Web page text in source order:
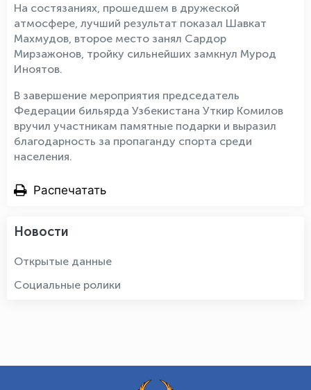
На состязаниях, прошедшем в дружеской
атмосфере, лучший результат показал Шавкат
Махмудов, второе место занял Сардор
Мирзажонов, тройку сильнейших замкнул Мурод
Иноятов.
В завершение мероприятия председатель
Федерации бильярда Узбекистана Уткир Комилов
вручил участникам памятные подарки и выразил
благодарность за пропаганду спорта среди
населения.
Распечатать
Новости
Открытые данные
Социальные ролики